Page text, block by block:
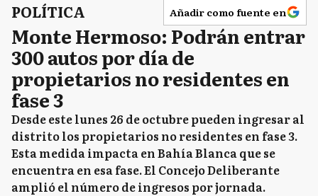
POLÍTICA Añadir como fuente en
Monte Hermoso: Podrán entrar
300 autos por día de
propietarios no residentes en
fase 3
Desde este lunes 26 de octubre pueden ingresar al
distrito los propietarios no residentes en fase 3.
Esta medida impacta en Bahía Blanca que se
encuentra en esa fase. El Concejo Deliberante
amplió el número de ingresos por jornada.